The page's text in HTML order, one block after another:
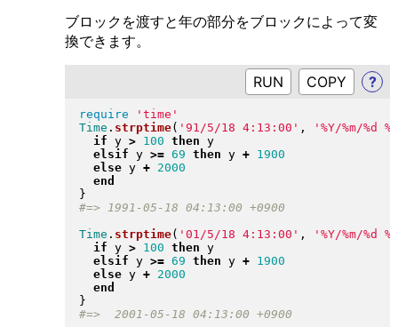
ブロックを渡すと年の部分をブロックによって変
換できます。
RUN ?
require
'time'
Time . strptime( '91/5/18 4:13:00' ,
'%Y/%m/%d
if y > 100 then y
elsif y >= 69 then y +
1900
else y +
2000
end
}
Time . strptime( '01/5/18 4:13:00' ,
'%Y/%m/%d
if y > 100 then y
elsif y >= 69 then y +
1900
else y +
2000
end
}